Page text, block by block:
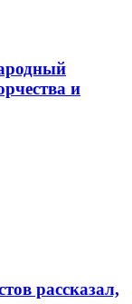
и
рассказал,